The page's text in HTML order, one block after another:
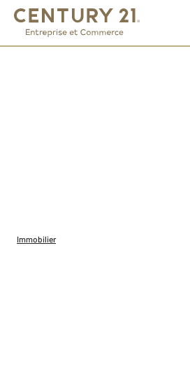
Immobilier